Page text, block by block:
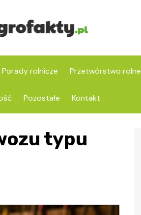
Porady rolnicze Przetwórstwo rolne
Pozostałe Kontakt
typu